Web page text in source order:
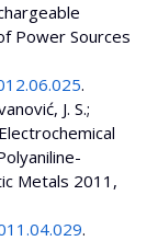
Power Sources
.
J. S.;
Metals 2011,
.